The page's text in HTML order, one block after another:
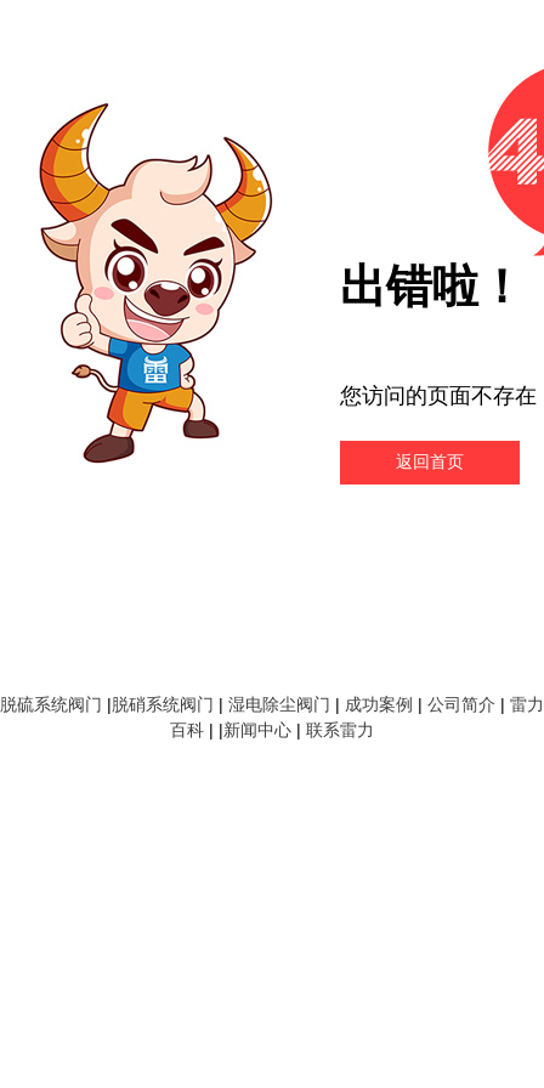
出错啦！
您访问的页面不存在
返回首页
脱硫系统阀门 |脱硝系统阀门 | 湿电除尘阀门 | 成功案例 | 公司简介 | 雷力
百科 | |新闻中心 | 联系雷力